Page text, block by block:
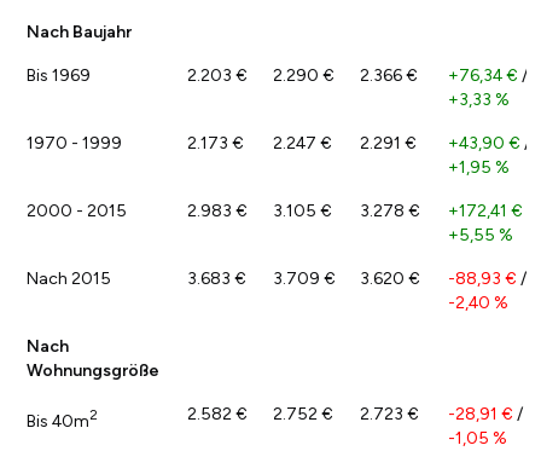
Nach Baujahr
Bis 1969 2.203 € 2.290 € 2.366 € +76,34 € /
+3,33 %
1970 - 1999 2.173 € 2.247 € 2.291 € +43,90 € /
+1,95 %
2000 - 2015 2.983 € 3.105 € 3.278 € +172,41 €
+5,55 %
Nach 2015 3.683 € 3.709 € 3.620 € -88,93 € /
-2,40 %
Nach
Wohnungsgröße
Bis 40m2 2.582 € 2.752 € 2.723 € -28,91 € /
-1,05 %